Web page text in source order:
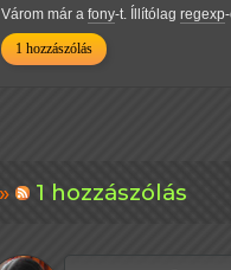
Várom már a fony-t. Íllítólag regexp
1 hozzászólás
1 hozzászólás